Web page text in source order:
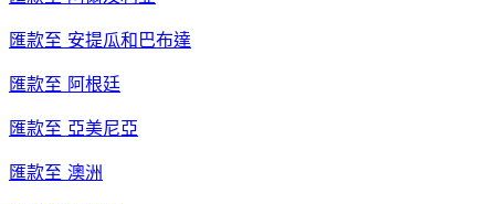
匯款至 安提瓜和巴布達
匯款至 阿根廷
匯款至 亞美尼亞
匯款至 澳洲